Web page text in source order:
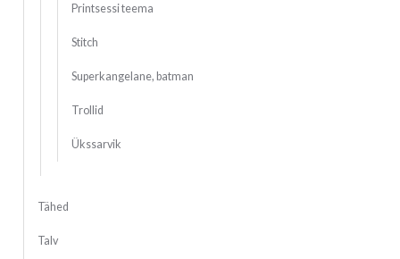
Printsessi teema
Stitch
Superkangelane, batman
Trollid
Ükssarvik
Tähed
Talv